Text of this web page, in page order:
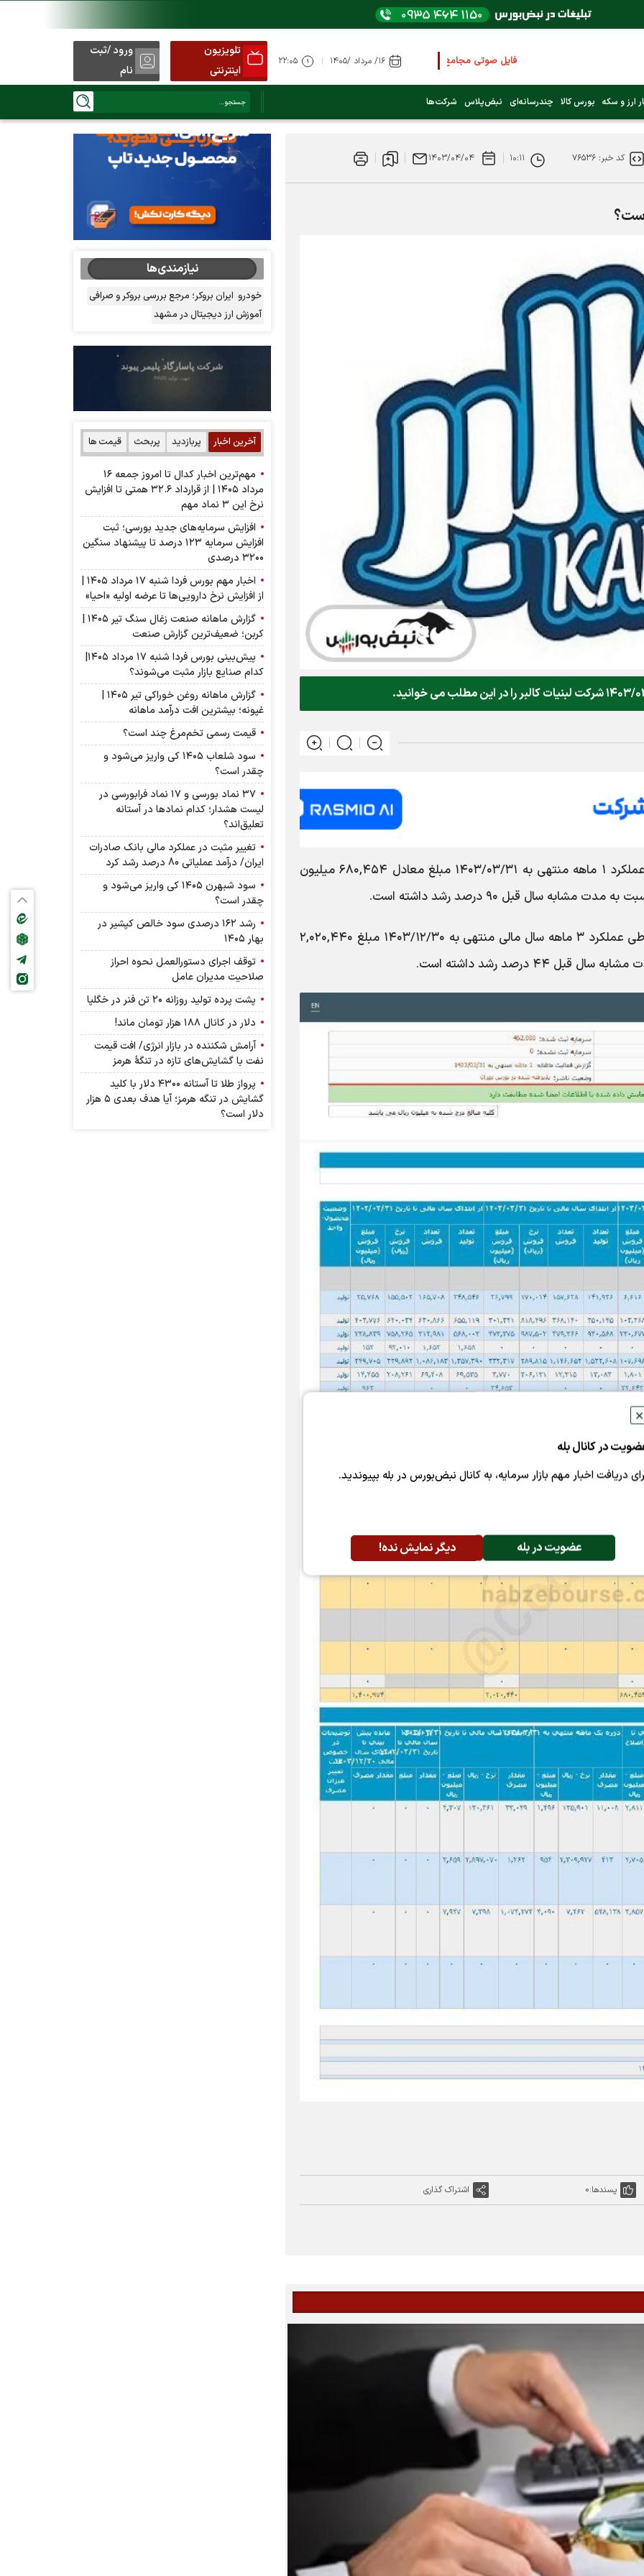
فایل صوتی مجامع و کنفرانس ها را از اینجا گوش کنید
عرضه اولیه بعدی کدام نماد است؟ (کلیک کنید)
تلویزیون
اینترنتی
ورود /ثبت
نام
ارز و سکه بورس کالا چندرسانه‌ای نبض‌پلاس شرکت‌ها
✕
در کانال بله
دریافت اخبار مهم بازار سرمایه، به کانال نبض‌بورس در بله بپیوندید.
عضویت در بله دیگر نمایش نده!
کد خبر: ۷۶۵۳۶ ۱۰:۱۱ ۱۴۰۳/۰۴/۰۴
طی عملکرد ۱ ماهه منتهی به ۱۴۰۳/۰۳/۳۱ مبلغ معادل ۶۸۰,۴۵۴ میلیون
سال قبل ۹۰ درصد رشد داشته است.
با سرمایه ثبت شده ۴۶۲,۰۰۰ میلیون ریال طی عملکرد ۳ ماهه سال مالی منتهی به ۱۴۰۳/۱۲/۳۰ مبلغ ۲,۰۲۰,۴۴۰
درصد رشد داشته است.
پسندها:0 اشتراک گذاری
نیازمندی‌ها
خودرو ایران بروکر؛ مرجع بررسی بروکر و صرافی
آموزش ارز دیجیتال در مشهد
آخرین اخبار پربازدید پربحث قیمت ها
مهم‌ترین اخبار کدال تا امروز جمعه ۱۶
مرداد ۱۴۰۵ | از قرارداد ۳۲.۶ همتی تا افزایش
نرخ این ۳ نماد مهم
افزایش سرمایه‌های جدید بورسی؛ ثبت
افزایش سرمایه ۱۲۳ درصد تا پیشنهاد‌ سنگین
۳۲۰۰ درصدی
اخبار مهم بورس فردا شنبه ۱۷ مرداد ۱۴۰۵ |
از افزایش نرخ دارویی‌ها تا عرضه اولیه «احیا»
گزارش ماهانه صنعت زغال سنگ تیر ۱۴۰۵ |
کربن؛ ضعیف‌ترین گزارش صنعت
پیش‌بینی بورس فردا شنبه ۱۷ مرداد ۱۴۰۵|
کدام صنایع بازار مثبت می‌شوند؟
گزارش ماهانه روغن خوراکی تیر ۱۴۰۵ |
غپونه؛ بیشترین افت درآمد ماهانه
قیمت رسمی تخم‌مرغ چند است؟
سود شلعاب ۱۴۰۵ کی واریز می‌شود و
چقدر است؟
۳۷ نماد بورسی و ۱۷ نماد فرابورسی در
لیست هشدار؛ کدام نماد‌ها در آستانه
تعلیق‌اند؟
تغییر مثبت در عملکرد مالی بانک صادرات
ایران/ درآمد عملیاتی 80 درصد رشد کرد
سود شبهرن ۱۴۰۵ کی واریز می‌شود و
چقدر است؟
رشد ۱۶۲ درصدی سود خالص کپشیر در
بهار ۱۴۰۵
توقف اجرای دستورالعمل نحوه احراز
صلاحیت مدیران عامل
پشت پرده تولید روزانه ۲۰ تن فنر در خگلپا
دلار در کانال ۱۸۸ هزار تومان ماند!
آرامش شکننده در بازار انرژی/ افت قیمت
نفت با گشایش‌های تازه در تنگۀ هرمز
پرواز طلا تا آستانه ۴۳۰۰ دلار با کلید
گشایش در تنگه هرمز؛ آیا هدف بعدی ۵ هزار
دلار است؟